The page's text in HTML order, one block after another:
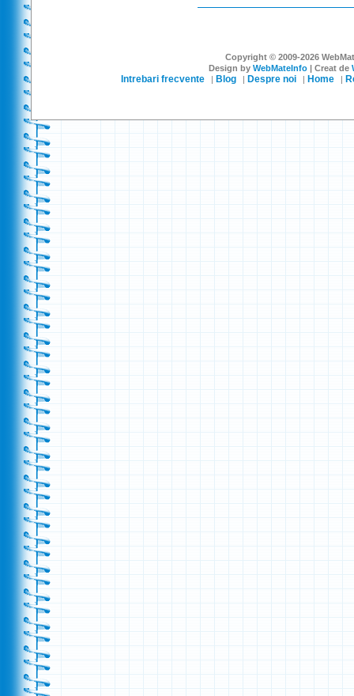
Copyright © 2009-2026
Design byWebMateInfo | Creat de
Intrebari frecvente | Blog | Despre noi | Home |